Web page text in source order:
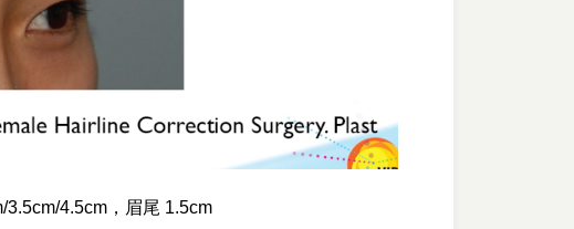
4.5cm，眉尾 1.5cm